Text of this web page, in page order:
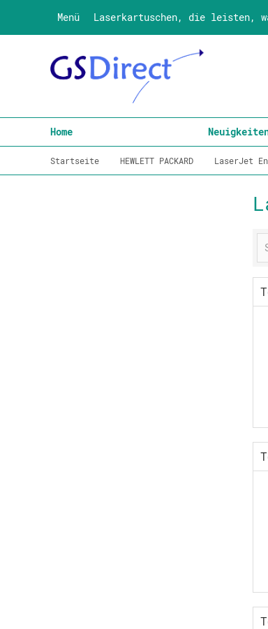
Menü Laserkartuschen, die leisten,
Home
Startseite HEWLETT PACKARD LaserJet